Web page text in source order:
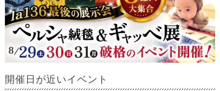
開催日が近いイベント